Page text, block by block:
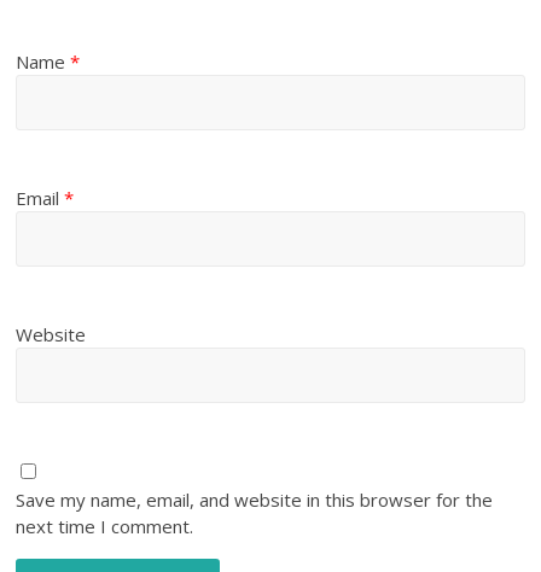
Name*
Email*
Website
Save my name, email, and website in this browser for the
next time I comment.